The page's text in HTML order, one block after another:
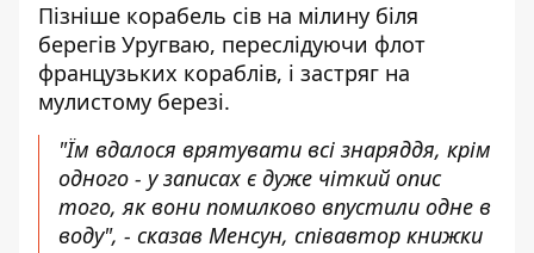
Пізніше корабель сів на мілину біля
берегів Уругваю, переслідуючи флот
французьких кораблів, і застряг на
мулистому березі.
"Їм вдалося врятувати всі знаряддя, крім
одного - у записах є дуже чіткий опис
того, як вони помилково впустили одне в
воду", - сказав Менсун, співавтор книжки